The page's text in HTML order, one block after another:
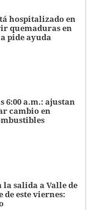
hospitalizado en
quemaduras en
pide ayuda
6:00 a.m.: ajustan
cambio en
la salida a Valle de
de este viernes: